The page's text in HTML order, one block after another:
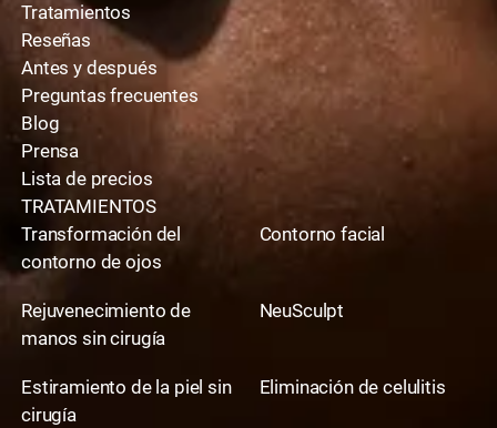
Tratamientos
Reseñas
Antes y después
Preguntas frecuentes
Blog
Prensa
Lista de precios
TRATAMIENTOS
Transformación del
contorno de ojos
Contorno facial
Rejuvenecimiento de
manos sin cirugía
NeuSculpt
Estiramiento de la piel sin
cirugía
Eliminación de celulitis